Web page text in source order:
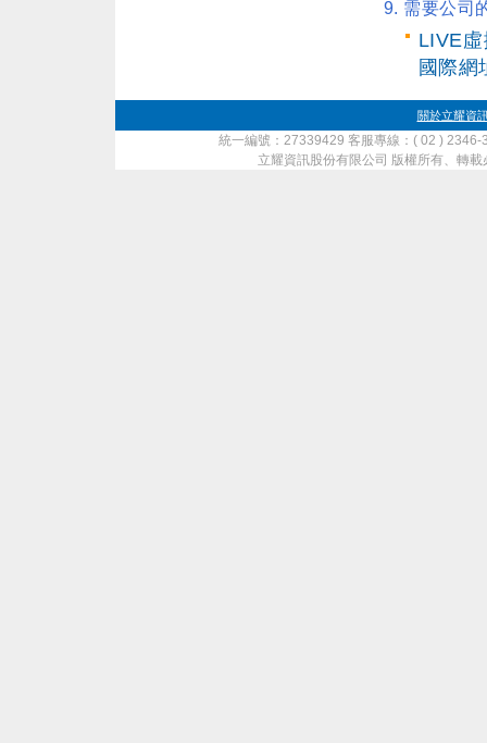
9. 需要公司
LIVE
國際網
關於立耀資
統一編號：27339429 客服專線：( 02 )
立耀資訊股份有限公司 版權所有、轉